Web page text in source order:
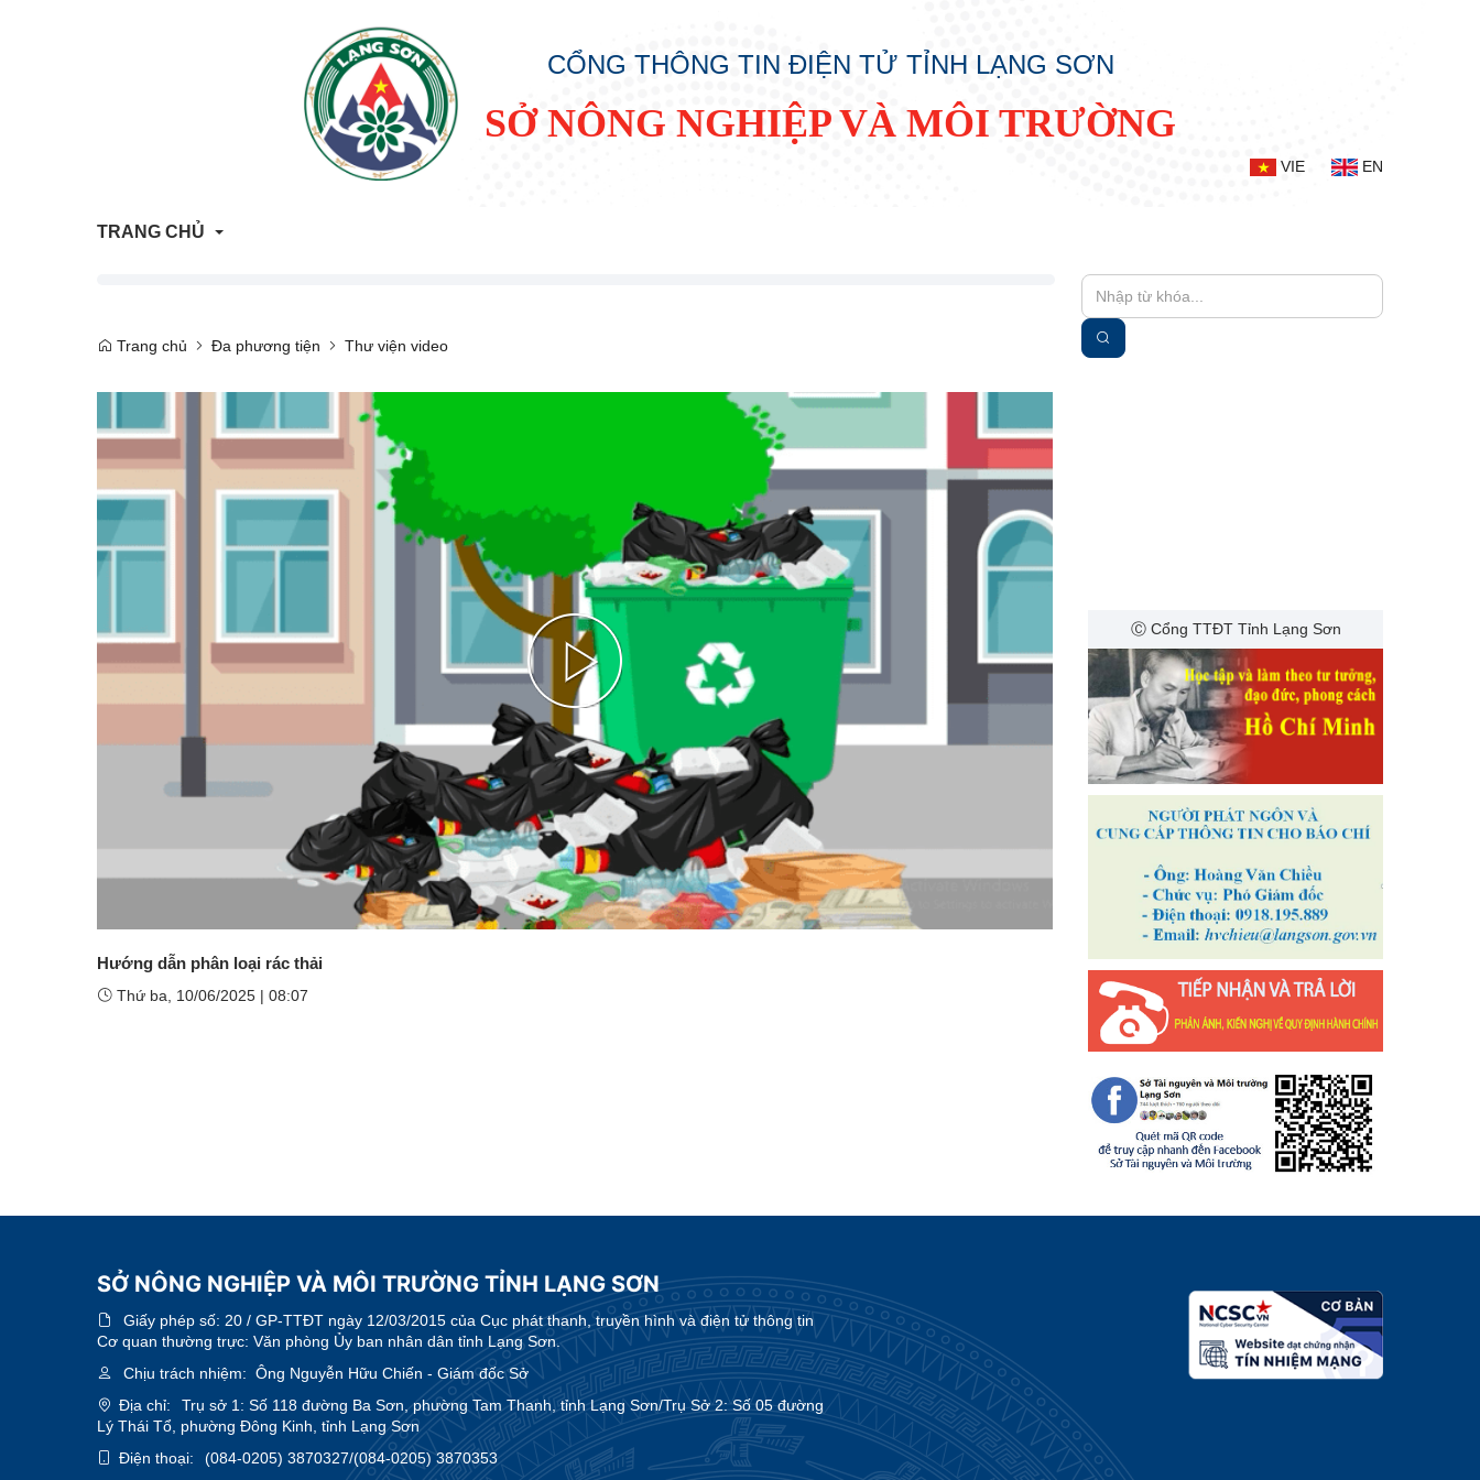
CỔNG THÔNG TIN ĐIỆN TỬ TỈNH LẠNG SƠN
SỞ NÔNG NGHIỆP VÀ MÔI TRƯỜNG
VIE EN
TRANG CHỦ
Trả lời vướng mắc người dân, doanh nghiệp
Trang tham vấn đánh giá tác động môi trường
Đường dây nóng
Tuyển dụng
Ngày Sáng tạo và Đổi mới sáng tạo thế giới (21/4) và Ngày Sở hữu trí tuệ thế giới (26/4)
Thông báo hoạt động sản xuất kinh doanh
Kỷ niệm 80 năm Ngày truyền thống Ngành Nông nghiệp và Môi trường
Nông nghiệp thông minh
Trang chủ Đa phương tiện Thư viện video
Play
Video
Hướng dẫn phân loại rác thải
Thứ ba, 10/06/2025 | 08:07
Ⓒ Cổng TTĐT Tỉnh Lạng Sơn
SỞ NÔNG NGHIỆP VÀ MÔI TRƯỜNG TỈNH LẠNG SƠN
Giấy phép số: 20 / GP-TTĐT ngày 12/03/2015 của Cục phát thanh, truyền hình và điện tử thông tin
Cơ quan thường trực: Văn phòng Ủy ban nhân dân tỉnh Lạng Sơn.
Chịu trách nhiệm: Ông Nguyễn Hữu Chiến - Giám đốc Sở
Địa chỉ:
Trụ sở 1: Số 118 đường Ba Sơn, phường Tam Thanh, tỉnh Lạng Sơn/Trụ Sở 2: Số 05 đường
Lý Thái Tổ, phường Đông Kinh, tỉnh Lạng Sơn
Điện thoại:
(084-0205) 3870327/(084-0205) 3870353